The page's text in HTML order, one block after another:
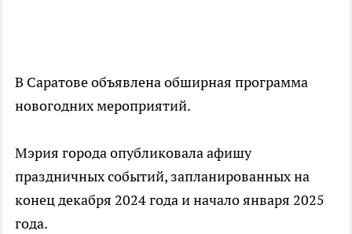
В Саратове объявлена обширная программа
новогодних мероприятий.
Мэрия города опубликовала афишу
праздничных событий, запланированных на
конец декабря 2024 года и начало января 2025
года.